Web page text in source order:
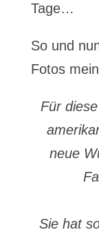
Tage…
So und
Fotos
Für
neue
Sie hat